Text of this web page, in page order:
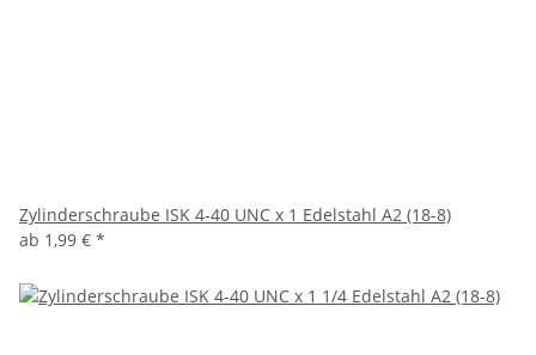
Zylinderschraube ISK 4-40 UNC x 1 Edelstahl A2 (18-8)
ab 1,99 € *